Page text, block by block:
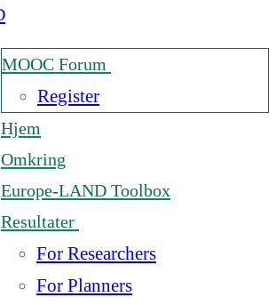
MOOC Forum
Register
Hjem
Omkring
Europe-LAND Toolbox
Resultater
For Researchers
For Planners